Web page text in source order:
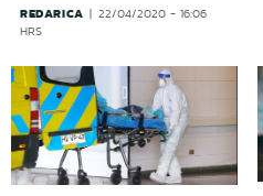
REDARICA
22/04/2020 - 16:06
HRS